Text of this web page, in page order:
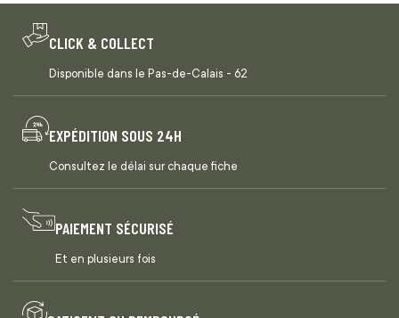
CLICK & COLLECT
Disponible dans le Pas-de-Calais - 62
EXPÉDITION SOUS 24H
Consultez le délai sur chaque fiche
PAIEMENT SÉCURISÉ
Et en plusieurs fois